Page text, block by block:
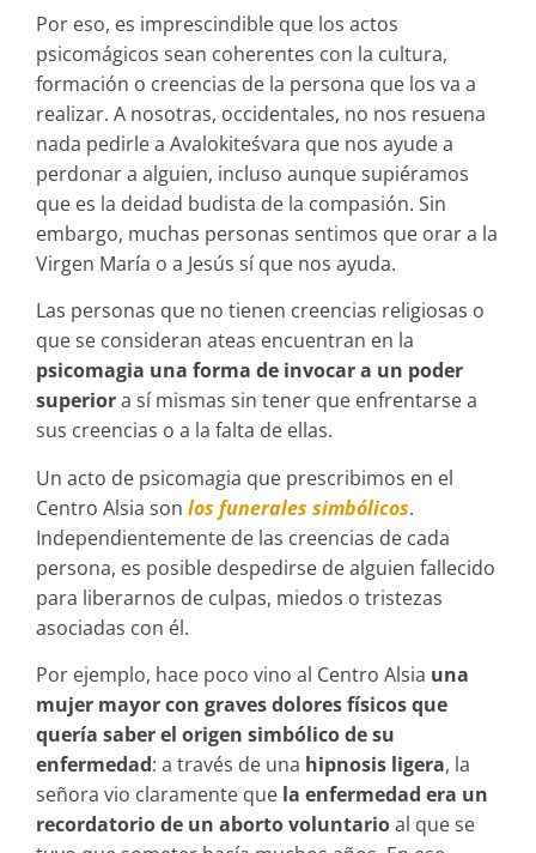
Por eso, es imprescindible que los actos
psicomágicos sean coherentes con la cultura,
formación o creencias de la persona que los va a
realizar. A nosotras, occidentales, no nos resuena
nada pedirle a Avalokiteśvara que nos ayude a
perdonar a alguien, incluso aunque supiéramos
que es la deidad budista de la compasión. Sin
embargo, muchas personas sentimos que orar a la
Virgen María o a Jesús sí que nos ayuda.
Las personas que no tienen creencias religiosas o
que se consideran ateas encuentran en la
psicomagia una forma de invocar a un poder
superiora sí mismas sin tener que enfrentarse a
sus creencias o a la falta de ellas.
Un acto de psicomagia que prescribimos en el
Centro Alsia son los funerales simbólicos.
Independientemente de las creencias de cada
persona, es posible despedirse de alguien fallecido
para liberarnos de culpas, miedos o tristezas
asociadas con él.
Por ejemplo, hace poco vino al Centro Alsia una
mujer mayor con graves dolores físicos que
quería saber el origen simbólico de su
enfermedad: a través de una hipnosis ligera, la
señora vio claramente que la enfermedad era un
recordatorio de un aborto voluntarioal que se